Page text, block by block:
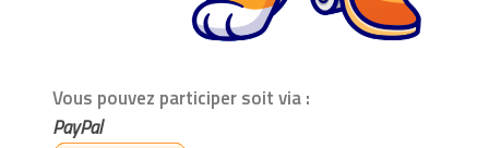
Vous pouvez participer soit via :
PayPal